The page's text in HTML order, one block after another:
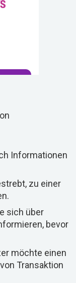
Informationen
zu einer
sich über
bevor
möchte einen
Transaktion